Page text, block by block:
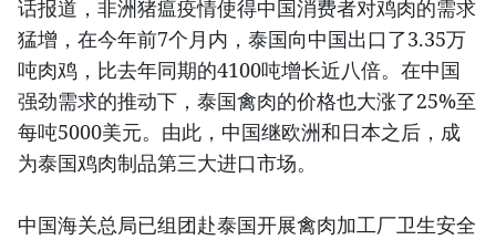
话报道，非洲猪瘟疫情使得中国消费者对鸡肉的需求
猛增，在今年前7个月内，泰国向中国出口了3.35万
吨肉鸡，比去年同期的4100吨增长近八倍。在中国
强劲需求的推动下，泰国禽肉的价格也大涨了25%至
每吨5000美元。由此，中国继欧洲和日本之后，成
为泰国鸡肉制品第三大进口市场。
中国海关总局已组团赴泰国开展禽肉加工厂卫生安全